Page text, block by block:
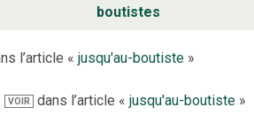
boutistes
l’article « jusqu'au-boutiste»
VOIR dans l’article « jusqu'au-boutiste»